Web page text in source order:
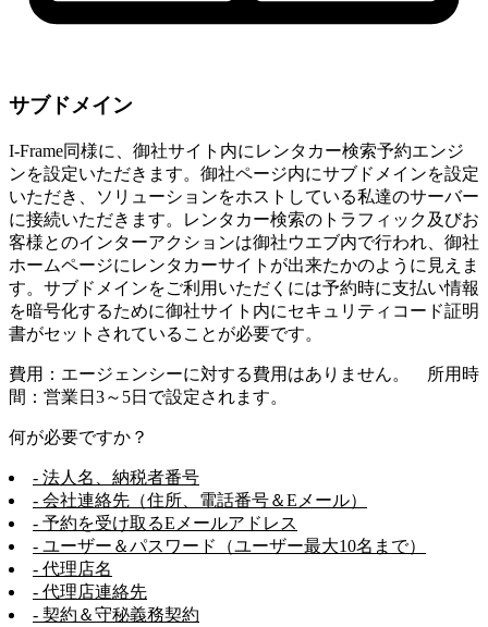
サブドメイン
I-Frame同様に、御社サイト内にレンタカー検索予約エンジ
ンを設定いただきます。御社ページ内にサブドメインを設定
いただき、ソリューションをホストしている私達のサーバー
に接続いただきます。レンタカー検索のトラフィック及びお
客様とのインターアクションは御社ウエブ内で行われ、御社
ホームページにレンタカーサイトが出来たかのように見えま
す。サブドメインをご利用いただくには予約時に支払い情報
を暗号化するために御社サイト内にセキュリティコード証明
書がセットされていることが必要です。
費用：エージェンシーに対する費用はありません。 所用時
間：営業日3～5日で設定されます。
何が必要ですか？
- 法人名、納税者番号
- 会社連絡先（住所、電話番号＆Eメール）
- 予約を受け取るEメールアドレス
- ユーザー＆パスワード（ユーザー最大10名まで）
- 代理店名
- 代理店連絡先
- 契約＆守秘義務契約